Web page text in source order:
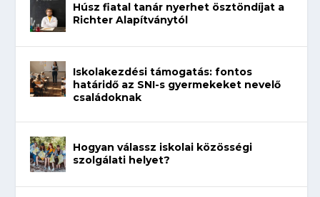
Húsz fiatal tanár nyerhet ösztöndíjat a
Richter Alapítványtól
Iskolakezdési támogatás: fontos
határidő az SNI-s gyermekeket nevelő
családoknak
Hogyan válassz iskolai közösségi
szolgálati helyet?